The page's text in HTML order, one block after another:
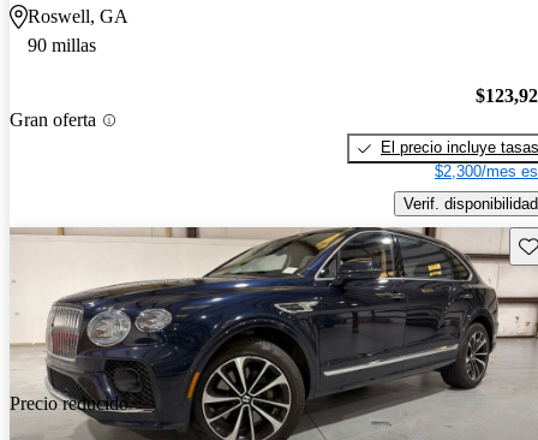
Roswell, GA
90 millas
Gran oferta
El precio incluye tasas
$2,300/mes
Verif. disponibilidad
Precio reducido